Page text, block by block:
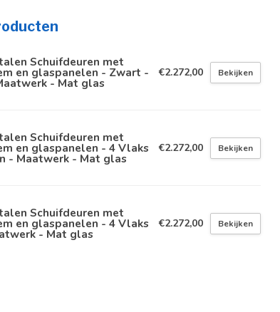
Schuifdeuren met
en glaspanelen - Zwart -
- Mat glas
€2.272,00 Bekijken
Schuifdeuren met
en glaspanelen - 4 Vlaks
- Maatwerk - Mat glas
€2.272,00 Bekijken
Schuifdeuren met
en glaspanelen - 4 Vlaks
- Mat glas
€2.272,00 Bekijken